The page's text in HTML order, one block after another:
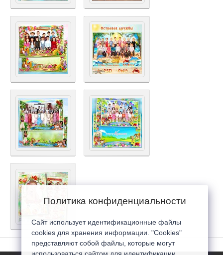
Политика конфиденциальности
Сайт использует идентификационные файлы
cookies для хранения информации. "Cookies"
представляют собой файлы, которые могут